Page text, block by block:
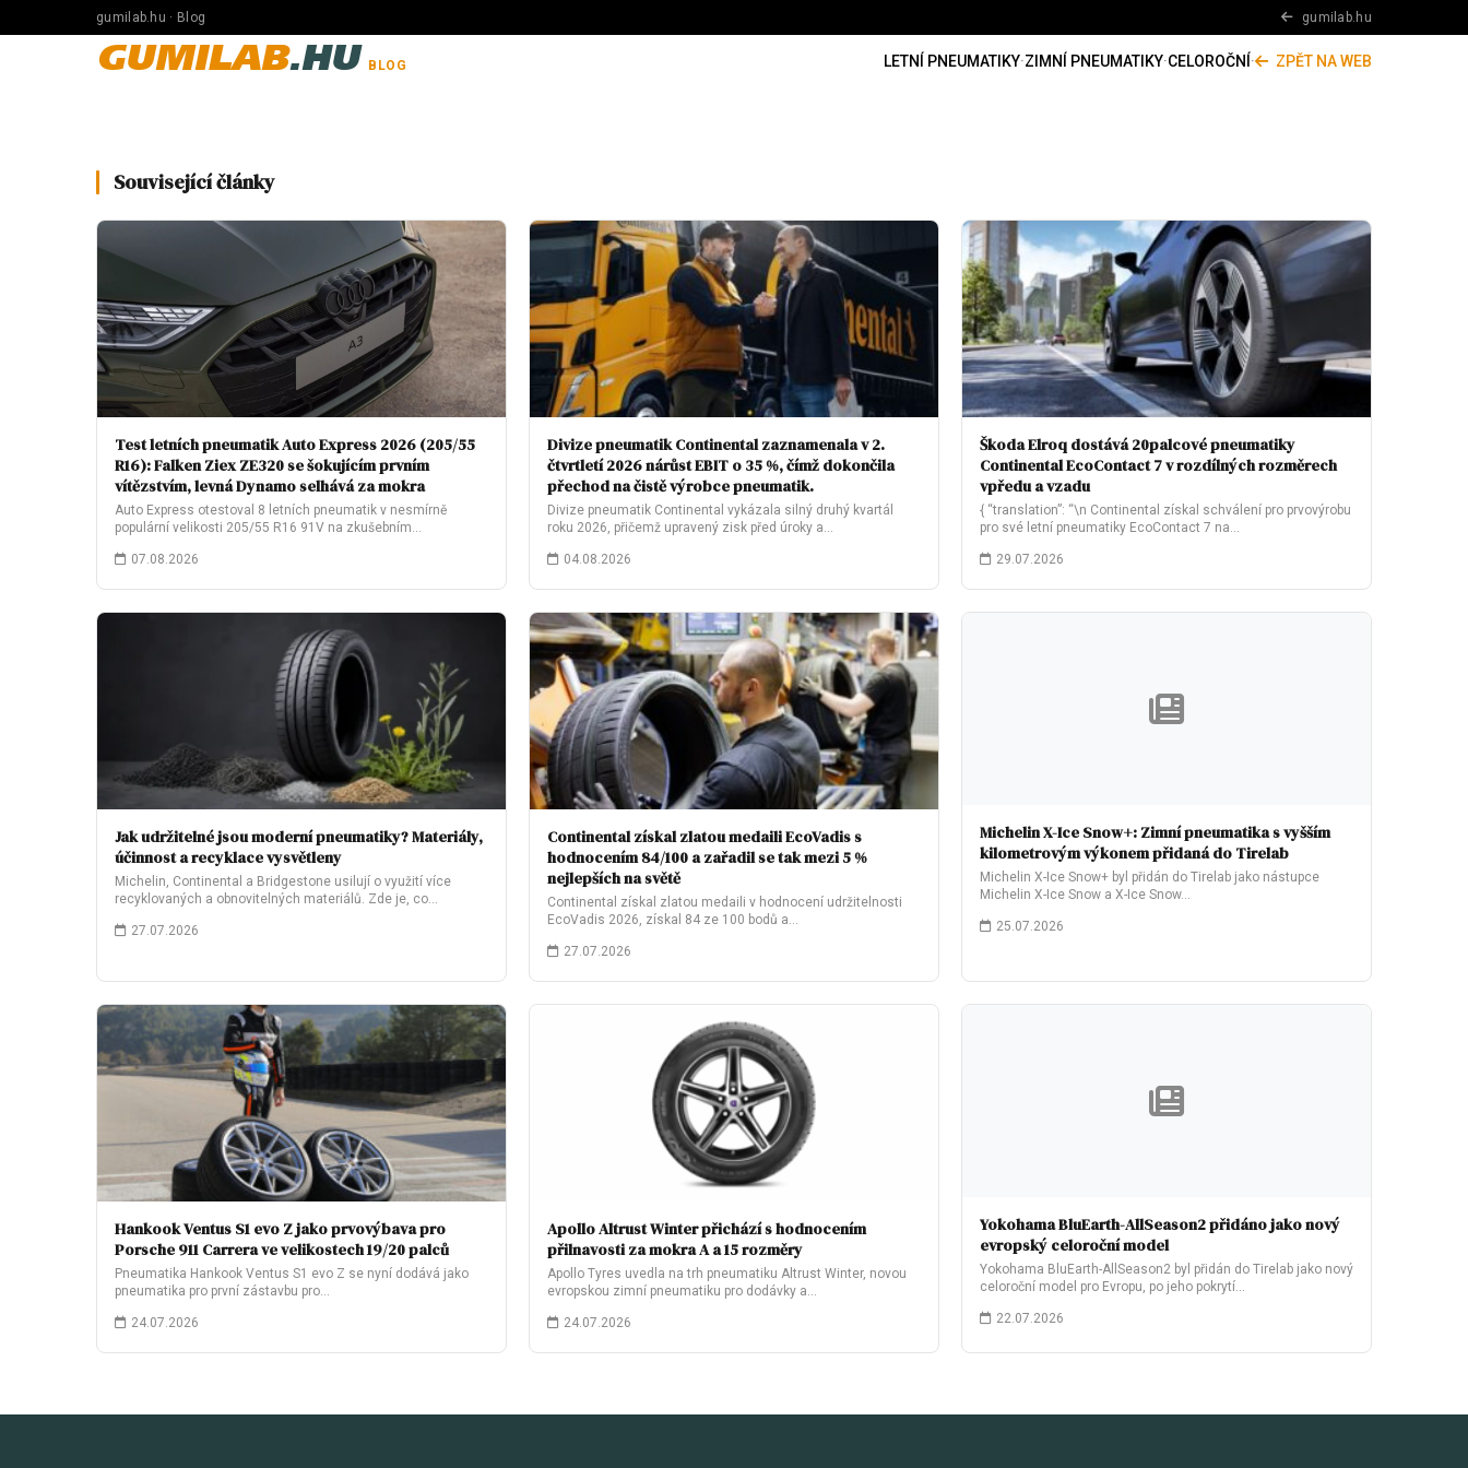
gumilab.hu · Blog gumilab.hu
GUMILAB.HU BLOG LETNÍ PNEUMATIKY·ZIMNÍ PNEUMATIKY·CELOROČNÍ · ZPĚT NA WEB
Související články
Test letních pneumatik Auto Express 2026 (205/55
R16): Falken Ziex ZE320 se šokujícím prvním
vítězstvím, levná Dynamo selhává za mokra
Auto Express otestoval 8 letních pneumatik v nesmírně
populární velikosti 205/55 R16 91V na zkušebním…
07.08.2026
Divize pneumatik Continental zaznamenala v 2.
čtvrtletí 2026 nárůst EBIT o 35 %, čímž dokončila
přechod na čistě výrobce pneumatik.
Divize pneumatik Continental vykázala silný druhý kvartál
roku 2026, přičemž upravený zisk před úroky a…
04.08.2026
Škoda Elroq dostává 20palcové pneumatiky
Continental EcoContact 7 v rozdílných rozměrech
vpředu a vzadu
{ “translation”: “\n Continental získal schválení pro prvovýrobu
pro své letní pneumatiky EcoContact 7 na…
29.07.2026
Jak udržitelné jsou moderní pneumatiky? Materiály,
účinnost a recyklace vysvětleny
Michelin, Continental a Bridgestone usilují o využití více
recyklovaných a obnovitelných materiálů. Zde je, co…
27.07.2026
Continental získal zlatou medaili EcoVadis s
hodnocením 84/100 a zařadil se tak mezi 5 %
nejlepších na světě
Continental získal zlatou medaili v hodnocení udržitelnosti
EcoVadis 2026, získal 84 ze 100 bodů a…
27.07.2026
Michelin X-Ice Snow+: Zimní pneumatika s vyšším
kilometrovým výkonem přidaná do Tirelab
Michelin X-Ice Snow+ byl přidán do Tirelab jako nástupce
Michelin X-Ice Snow a X-Ice Snow…
25.07.2026
Hankook Ventus S1 evo Z jako prvovýbava pro
Porsche 911 Carrera ve velikostech 19/20 palců
Pneumatika Hankook Ventus S1 evo Z se nyní dodává jako
pneumatika pro první zástavbu pro…
24.07.2026
Apollo Altrust Winter přichází s hodnocením
přilnavosti za mokra A a 15 rozměry
Apollo Tyres uvedla na trh pneumatiku Altrust Winter, novou
evropskou zimní pneumatiku pro dodávky a…
24.07.2026
Yokohama BluEarth-AllSeason2 přidáno jako nový
evropský celoroční model
Yokohama BluEarth-AllSeason2 byl přidán do Tirelab jako nový
celoroční model pro Evropu, po jeho pokrytí…
22.07.2026